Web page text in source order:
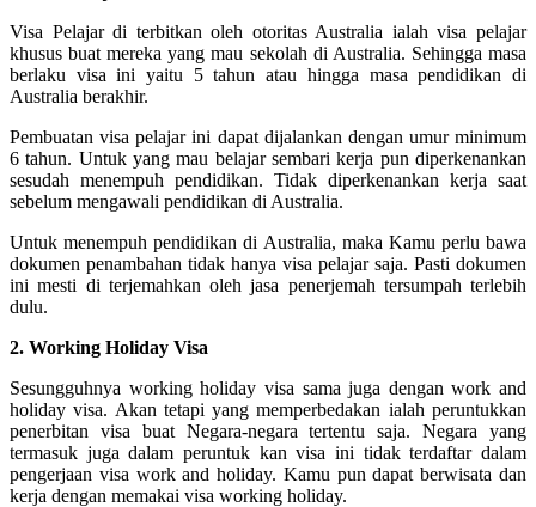
Visa Pelajar di terbitkan oleh otoritas Australia ialah visa pelajar
khusus buat mereka yang mau sekolah di Australia. Sehingga masa
berlaku visa ini yaitu 5 tahun atau hingga masa pendidikan di
Australia berakhir.
Pembuatan visa pelajar ini dapat dijalankan dengan umur minimum
6 tahun. Untuk yang mau belajar sembari kerja pun diperkenankan
sesudah menempuh pendidikan. Tidak diperkenankan kerja saat
sebelum mengawali pendidikan di Australia.
Untuk menempuh pendidikan di Australia, maka Kamu perlu bawa
dokumen penambahan tidak hanya visa pelajar saja. Pasti dokumen
ini mesti di terjemahkan oleh jasa penerjemah tersumpah terlebih
dulu.
2. Working Holiday Visa
Sesungguhnya working holiday visa sama juga dengan work and
holiday visa. Akan tetapi yang memperbedakan ialah peruntukkan
penerbitan visa buat Negara-negara tertentu saja. Negara yang
termasuk juga dalam peruntuk kan visa ini tidak terdaftar dalam
pengerjaan visa work and holiday. Kamu pun dapat berwisata dan
kerja dengan memakai visa working holiday.